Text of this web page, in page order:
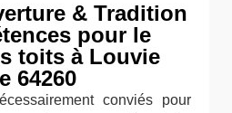
& Tradition
pour le
toits à Louvie
64260
conviés pour